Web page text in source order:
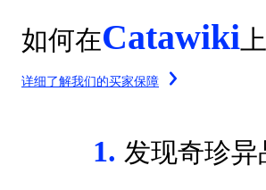
如何在Catawiki
详细了解我们的买家保障
1. 发现奇珍异